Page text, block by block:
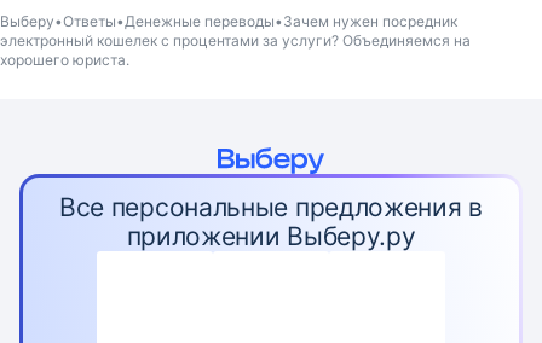
Выберу Ответы Денежные переводы Зачем нужен посредник
электронный кошелек с процентами за услуги? Объединяемся на
хорошего юриста.
Все персональные предложения в
приложении Выберу.ру